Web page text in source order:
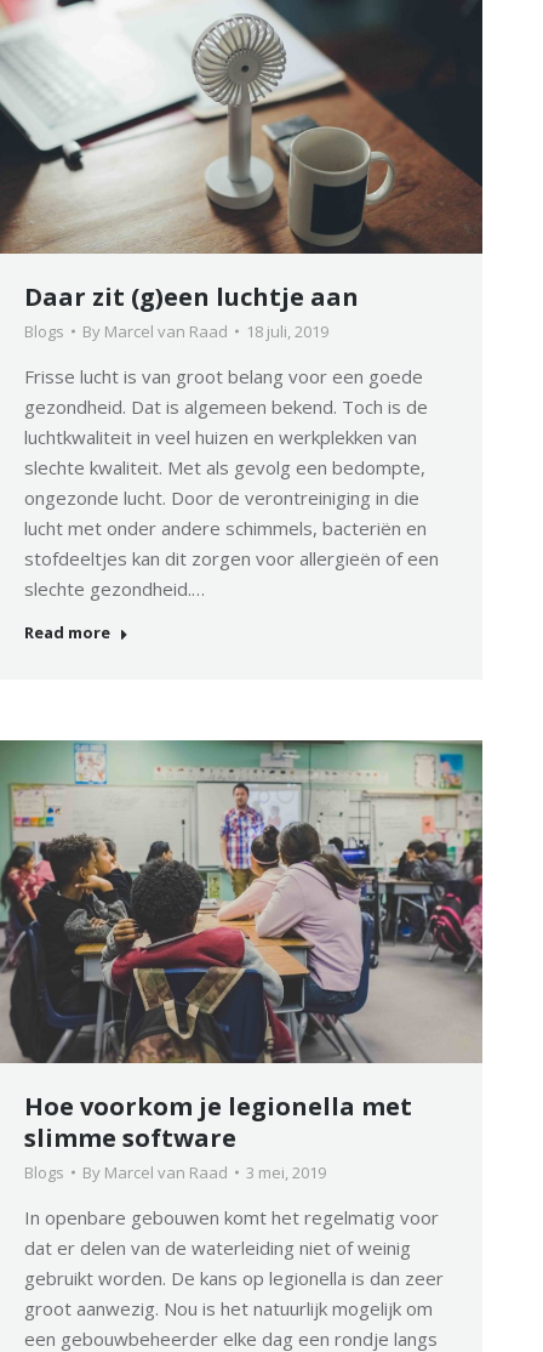
Daar zit (g)een luchtje aan
Blogs By Marcel van Raad 18 juli, 2019
Frisse lucht is van groot belang voor een goede
gezondheid. Dat is algemeen bekend. Toch is de
luchtkwaliteit in veel huizen en werkplekken van
slechte kwaliteit. Met als gevolg een bedompte,
ongezonde lucht. Door de verontreiniging in die
lucht met onder andere schimmels, bacteriën en
stofdeeltjes kan dit zorgen voor allergieën of een
slechte gezondheid.…
Read more
Hoe voorkom je legionella met
slimme software
Blogs By Marcel van Raad 3 mei, 2019
In openbare gebouwen komt het regelmatig voor
dat er delen van de waterleiding niet of weinig
gebruikt worden. De kans op legionella is dan zeer
groot aanwezig. Nou is het natuurlijk mogelijk om
een gebouwbeheerder elke dag een rondje langs